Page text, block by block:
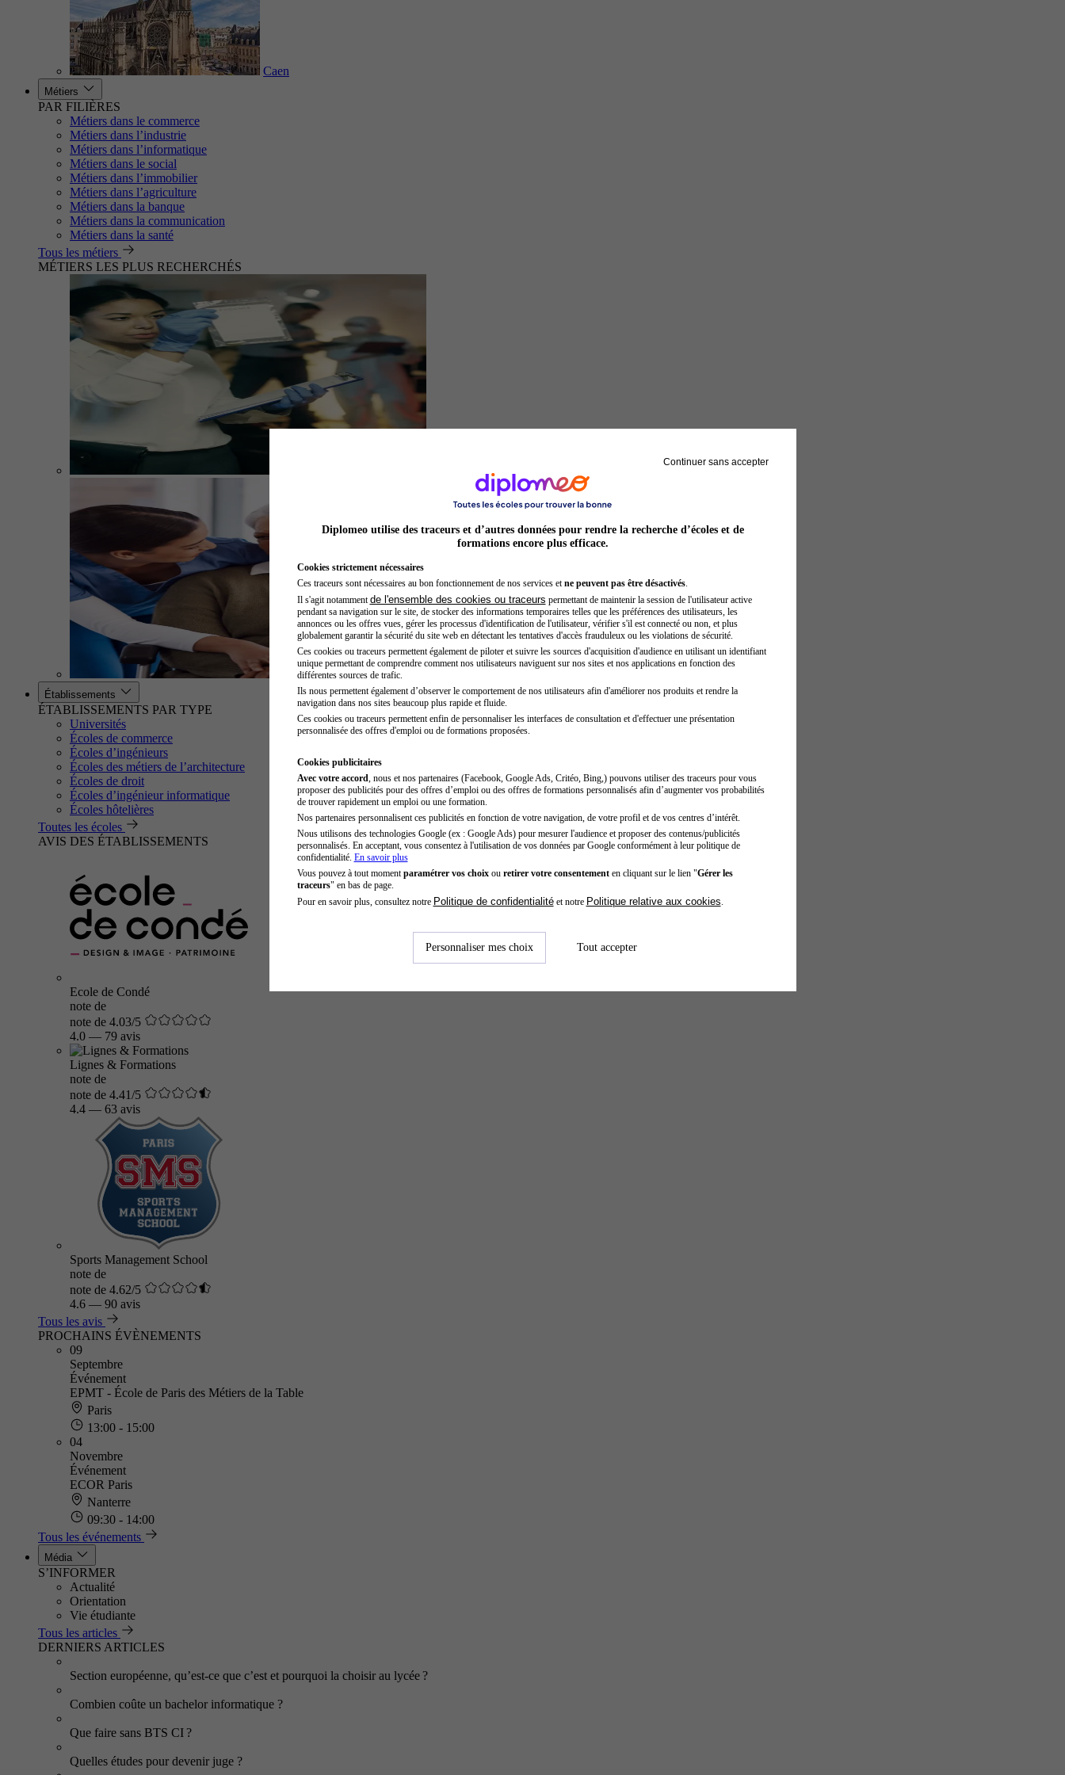
Caen
Métiers
PAR FILIÈRES
Métiers dans le commerce
Métiers dans l’industrie
Métiers dans l’informatique
Métiers dans le social
Métiers dans l’immobilier
Métiers dans l’agriculture
Métiers dans la banque
Métiers dans la communication
Métiers dans la santé
Tous les métiers
MÉTIERS LES PLUS RECHERCHÉS
Inspecteur de police
Établissements
ÉTABLISSEMENTS PAR TYPE
Universités
Écoles de commerce
Écoles d’ingénieurs
Écoles des métiers de l’architecture
Écoles de droit
Écoles d’ingénieur informatique
Écoles hôtelières
Toutes les écoles
AVIS DES ÉTABLISSEMENTS
Ecole de Condé
note de
note de 4.03/5
4.0 — 79 avis
Lignes & Formations
note de
note de 4.41/5
4.4 — 63 avis
Sports Management School
note de
note de 4.62/5
4.6 — 90 avis
Tous les avis
PROCHAINS ÉVÈNEMENTS
09
Septembre
Événement
EPMT - École de Paris des Métiers de la Table
Paris
13:00 - 15:00
04
Novembre
Événement
ECOR Paris
Nanterre
09:30 - 14:00
Tous les événements
Média
S’INFORMER
Actualité
Orientation
Vie étudiante
Tous les articles
DERNIERS ARTICLES
Section européenne, qu’est-ce que c’est et pourquoi la choisir au lycée ?
Combien coûte un bachelor informatique ?
Que faire sans BTS CI ?
Quelles études pour devenir juge ?
Continuer sans accepter
Diplomeo utilise des traceurs et d’autres données pour rendre la recherche d’écoles et de
formations encore plus efficace.
Cookies strictement nécessaires
Ces traceurs sont nécessaires au bon fonctionnement de nos services et ne peuvent pas être désactivés.
Il s'agit notamment de l'ensemble des cookies ou traceurs permettant de maintenir la session de l'utilisateur active
pendant sa navigation sur le site, de stocker des informations temporaires telles que les préférences des utilisateurs, les
annonces ou les offres vues, gérer les processus d'identification de l'utilisateur, vérifier s'il est connecté ou non, et plus
globalement garantir la sécurité du site web en détectant les tentatives d'accès frauduleux ou les violations de sécurité.
Ces cookies ou traceurs permettent également de piloter et suivre les sources d'acquisition d'audience en utilisant un identifiant
unique permettant de comprendre comment nos utilisateurs naviguent sur nos sites et nos applications en fonction des
différentes sources de trafic.
Ils nous permettent également d’observer le comportement de nos utilisateurs afin d'améliorer nos produits et rendre la
navigation dans nos sites beaucoup plus rapide et fluide.
Ces cookies ou traceurs permettent enfin de personnaliser les interfaces de consultation et d'effectuer une présentation
personnalisée des offres d'emploi ou de formations proposées.
Cookies publicitaires
Avec votre accord , nous et nos partenaires (Facebook, Google Ads, Critéo, Bing,) pouvons utiliser des traceurs pour vous
proposer des publicités pour des offres d’emploi ou des offres de formations personnalisés afin d’augmenter vos probabilités
de trouver rapidement un emploi ou une formation.
Nos partenaires personnalisent ces publicités en fonction de votre navigation, de votre profil et de vos centres d’intérêt.
Nous utilisons des technologies Google (ex : Google Ads) pour mesurer l'audience et proposer des contenus/publicités
personnalisés. En acceptant, vous consentez à l'utilisation de vos données par Google conformément à leur politique de
confidentialité. En savoir plus
Vous pouvez à tout moment paramétrer vos choixou retirer votre consentementen cliquant sur le lien "Gérer les
traceurs" en bas de page.
Pour en savoir plus, consultez notre Politique de confidentialitéet notre Politique relative aux cookies
Personnaliser mes choix Tout accepter